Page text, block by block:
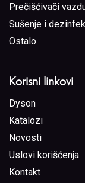
Prečišćivači
Sušenje i
Ostalo
Korisni linkovi
Dyson
Katalozi
Novosti
Uslovi korišćenja
Kontakt